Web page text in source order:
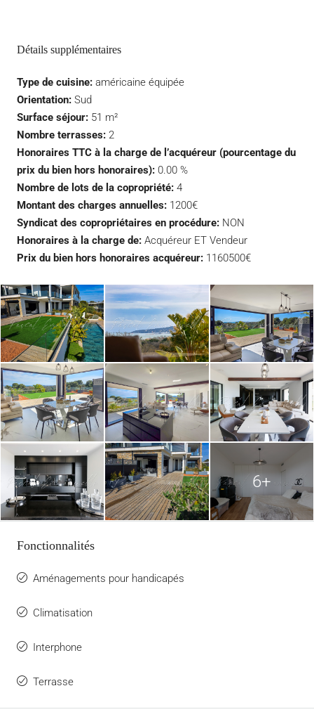
Détails supplémentaires
Type de cuisine: américaine équipée
Orientation: Sud
Surface séjour: 51 m²
Nombre terrasses: 2
Honoraires TTC à la charge de l’acquéreur (pourcentage du
prix du bien hors honoraires): 0.00 %
Nombre de lots de la copropriété: 4
Montant des charges annuelles: 1200€
Syndicat des copropriétaires en procédure: NON
Honoraires à la charge de: Acquéreur ET Vendeur
Prix du bien hors honoraires acquéreur: 1160500€
6+
Fonctionnalités
Aménagements pour handicapés
Climatisation
Interphone
Terrasse